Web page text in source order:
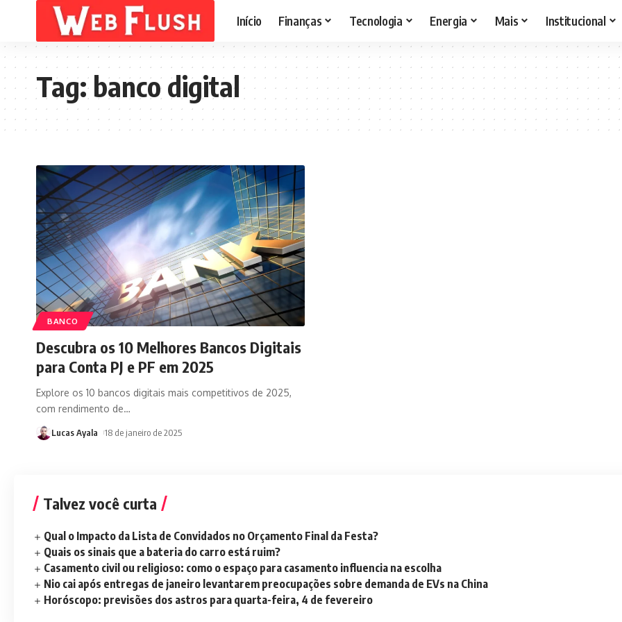
Início Finanças Tecnologia Energia Mais Institucional
Tag:banco digital
BANCO
Descubra os 10 Melhores Bancos Digitais
para Conta PJ e PF em 2025
Explore os 10 bancos digitais mais competitivos de 2025,
com rendimento de…
Lucas Ayala 18 de janeiro de 2025
Talvez você curta
Qual o Impacto da Lista de Convidados no Orçamento Final da Festa?
Quais os sinais que a bateria do carro está ruim?
Casamento civil ou religioso: como o espaço para casamento influencia na escolha
Nio cai após entregas de janeiro levantarem preocupações sobre demanda de EVs na China
Horóscopo: previsões dos astros para quarta-feira, 4 de fevereiro